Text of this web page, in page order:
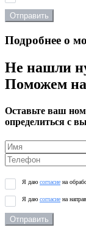
Отправить
Подробнее о
Не нашли
Поможем
Оставьте ваш
определиться с
Я даю согласие на
Я даю согласие на
Отправить